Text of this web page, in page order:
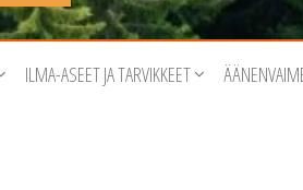
ILMA-ASEET JA TARVIKKEET